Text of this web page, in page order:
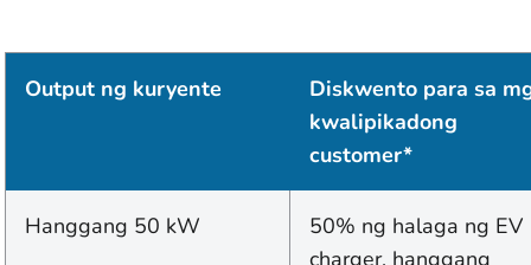
Output ng kuryente
Diskwento para sa
kwalipikadong
customer*
Hanggang 50 kW
50% ng halaga ng EV
charger, hanggang